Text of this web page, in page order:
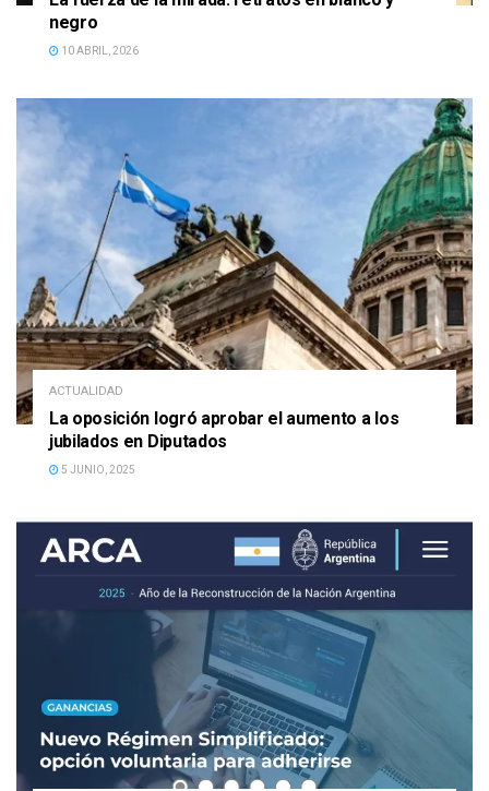
negro
10 ABRIL, 2026
ACTUALIDAD
La oposición logró aprobar el aumento a los
jubilados en Diputados
5 JUNIO, 2025